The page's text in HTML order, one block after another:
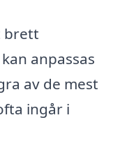
brett
anpassas
av de mest
ingår i